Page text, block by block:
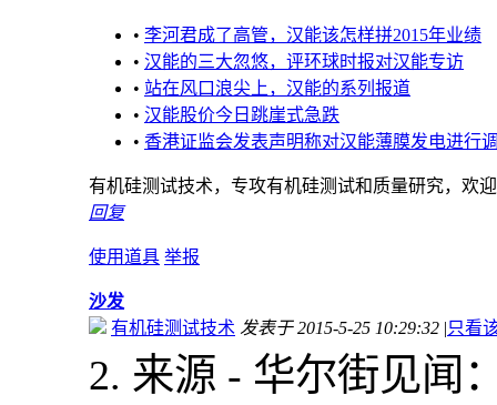
• 李河君成了高管，汉能该怎样拼2015年业绩
• 汉能的三大忽悠，评环球时报对汉能专访
• 站在风口浪尖上，汉能的系列报道
• 汉能股价今日跳崖式急跌
• 香港证监会发表声明称对汉能薄膜发电进行
有机硅测试技术，专攻有机硅测试和质量研究，欢
回复
使用道具 举报
沙发
有机硅测试技术 发表于 2015-5-25 10:29:32 |只看
2. 来源 - 华尔街见闻